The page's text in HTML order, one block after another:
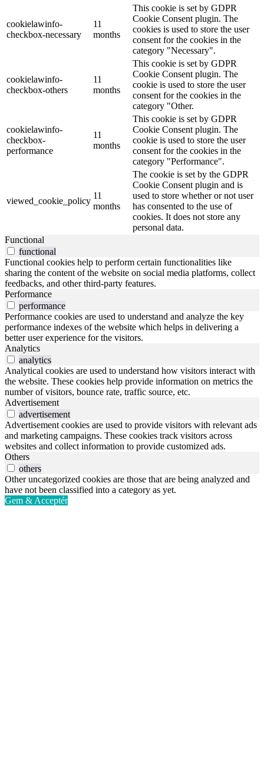
cookielawinfo-
checkbox-necessary
11
months
This cookie is set by GDPR
Cookie Consent plugin. The
cookies is used to store the user
consent for the cookies in the
category "Necessary".
cookielawinfo-
checkbox-others
11
months
This cookie is set by GDPR
Cookie Consent plugin. The
cookie is used to store the user
consent for the cookies in the
category "Other.
cookielawinfo-
checkbox-
performance
11
months
This cookie is set by GDPR
Cookie Consent plugin. The
cookie is used to store the user
consent for the cookies in the
category "Performance".
viewed_cookie_policy
11
months
The cookie is set by the GDPR
Cookie Consent plugin and is
used to store whether or not user
has consented to the use of
cookies. It does not store any
personal data.
Functional
functional
Functional cookies help to perform certain functionalities like
sharing the content of the website on social media platforms, collect
feedbacks, and other third-party features.
Performance
performance
Performance cookies are used to understand and analyze the key
performance indexes of the website which helps in delivering a
better user experience for the visitors.
Analytics
analytics
Analytical cookies are used to understand how visitors interact with
the website. These cookies help provide information on metrics the
number of visitors, bounce rate, traffic source, etc.
Advertisement
advertisement
Advertisement cookies are used to provide visitors with relevant ads
and marketing campaigns. These cookies track visitors across
websites and collect information to provide customized ads.
Others
others
Other uncategorized cookies are those that are being analyzed and
have not been classified into a category as yet.
Gem & Acceptér